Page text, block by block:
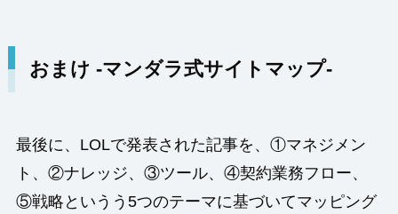
おまけ -マンダラ式サイトマップ-
最後に、LOLで発表された記事を、①マネジメン
ト、②ナレッジ、③ツール、④契約業務フロー、
⑤戦略というう5つのテーマに基づいてマッピング